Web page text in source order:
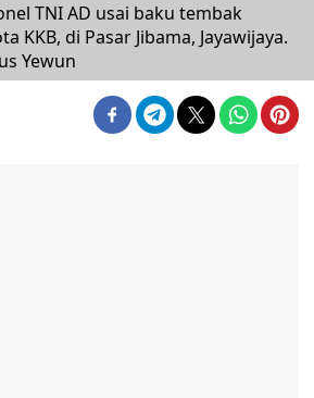
TNI AD usai baku tembak
KKB, di Pasar Jibama, Jayawijaya.
Yewun